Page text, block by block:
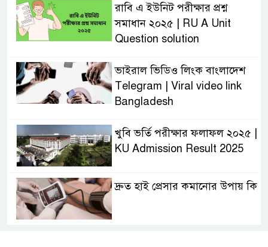
রাবি এ ইউনিট পরীক্ষার প্রশ্ন
সমাধান ২০২৫ | RU A Unit
Question solution
ভাইরাল ভিডিও লিংক বাংলাদেশ
Telegram | Viral video link
Bangladesh
খুবি ভর্তি পরীক্ষার ফলাফল ২০২৫ |
KU Admission Result 2025
দ্রুত হাই প্রেসার কমানোর উপায় কি